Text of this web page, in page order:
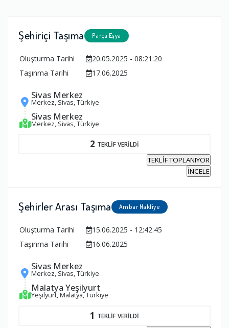
Şehiriçi Taşıma Parça Eşya
Oluşturma Tarihi
20.05.2025 - 08:21:20
Taşınma Tarihi
17.06.2025
Sivas Merkez
Merkez, Sivas, Türkiye
Sivas Merkez
Merkez, Sivas, Türkiye
2 TEKLİF VERİLDİ
TEKLİF TOPLANIYOR
İNCELE
Şehirler Arası Taşıma Ambar Nakliye
Oluşturma Tarihi
15.06.2025 - 12:42:45
Taşınma Tarihi
16.06.2025
Sivas Merkez
Merkez, Sivas, Türkiye
Malatya Yeşilyurt
Yeşilyurt, Malatya, Türkiye
1 TEKLİF VERİLDİ